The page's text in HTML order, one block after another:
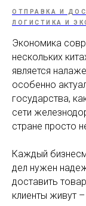
ОТПРАВКА И
ЛОГИСТИКА И
Экономика
нескольких
является
особенно
государства,
сети
стране просто
Каждый
дел нужен
доставить
клиенты живут